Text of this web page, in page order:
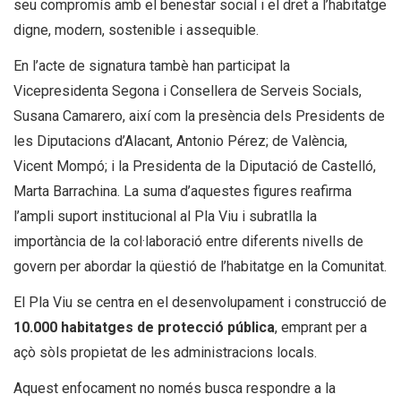
seu compromís amb el benestar social i el dret a l’habitatge
digne, modern, sostenible i assequible.
En l’acte de signatura tambè han participat la
Vicepresidenta Segona i Consellera de Serveis Socials,
Susana Camarero, així com la presència dels Presidents de
les Diputacions d’Alacant, Antonio Pérez; de València,
Vicent Mompó; i la Presidenta de la Diputació de Castelló,
Marta Barrachina. La suma d’aquestes figures reafirma
l’ampli suport institucional al Pla Viu i subratlla la
importància de la col·laboració entre diferents nivells de
govern per abordar la qüestió de l’habitatge en la Comunitat.
El Pla Viu se centra en el desenvolupament i construcció de
10.000 habitatges de protecció pública, emprant per a
açò sòls propietat de les administracions locals.
Aquest enfocament no només busca respondre a la